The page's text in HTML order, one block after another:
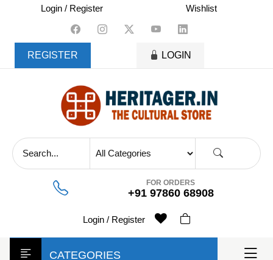
content
Login / Register Wishlist
REGISTER LOGIN
FOR ORDERS
+91 97860 68908
Login / Register
CATEGORIES